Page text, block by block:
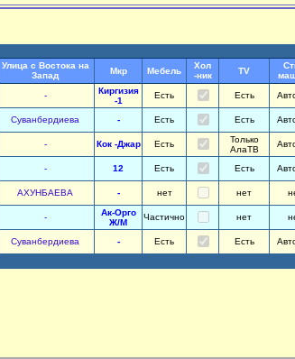
Улица с Востока на
Запад
Мкр Мебель
Хол
-ник
TV
-
Киргизия
-1
Есть Есть
Суванбердиева - Есть Есть
- Кок -Джар Есть
Только
АлаТВ
- 12 Есть Есть
АХУНБАЕВА - нет нет
-
Ак-Орго
Ж/М
Частично нет
Суванбердиева - Есть Есть